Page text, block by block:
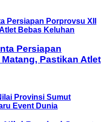
Persiapan
Pastikan Atlet